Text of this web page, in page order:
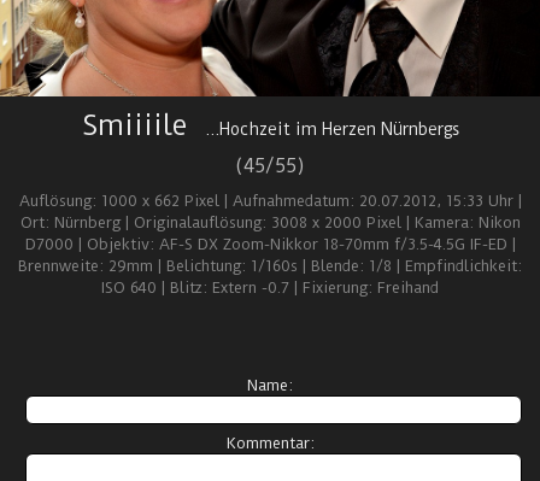
Smiiiile ...Hochzeit im Herzen Nürnbergs
(45/55)
Auflösung: 1000 x 662 Pixel | Aufnahmedatum: 20.07.2012, 15:33 Uhr |
Ort: Nürnberg | Originalauflösung: 3008 x 2000 Pixel | Kamera: Nikon
D7000 | Objektiv: AF-S DX Zoom-Nikkor 18-70mm f/3.5-4.5G IF-ED |
Brennweite: 29mm | Belichtung: 1/160s | Blende: 1/8 | Empfindlichkeit:
ISO 640 | Blitz: Extern -0.7 | Fixierung: Freihand
Name:
Kommentar: